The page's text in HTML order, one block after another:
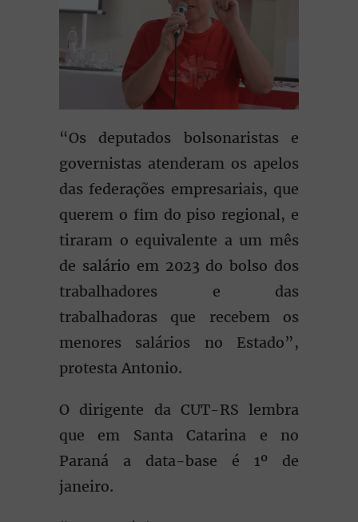
“Os deputados bolsonaristas e
governistas atenderam os apelos
das federações empresariais, que
querem o fim do piso regional, e
tiraram o equivalente a um mês
de salário em 2023 do bolso dos
trabalhadores e das
trabalhadoras que recebem os
menores salários no Estado”,
protesta Antonio.
O dirigente da CUT-RS lembra
que em Santa Catarina e no
Paraná a data-base é 1º de
janeiro.